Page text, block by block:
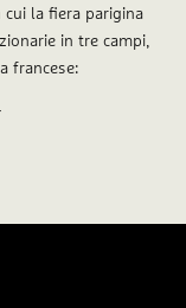
la fiera parigina
in tre campi,
francese: